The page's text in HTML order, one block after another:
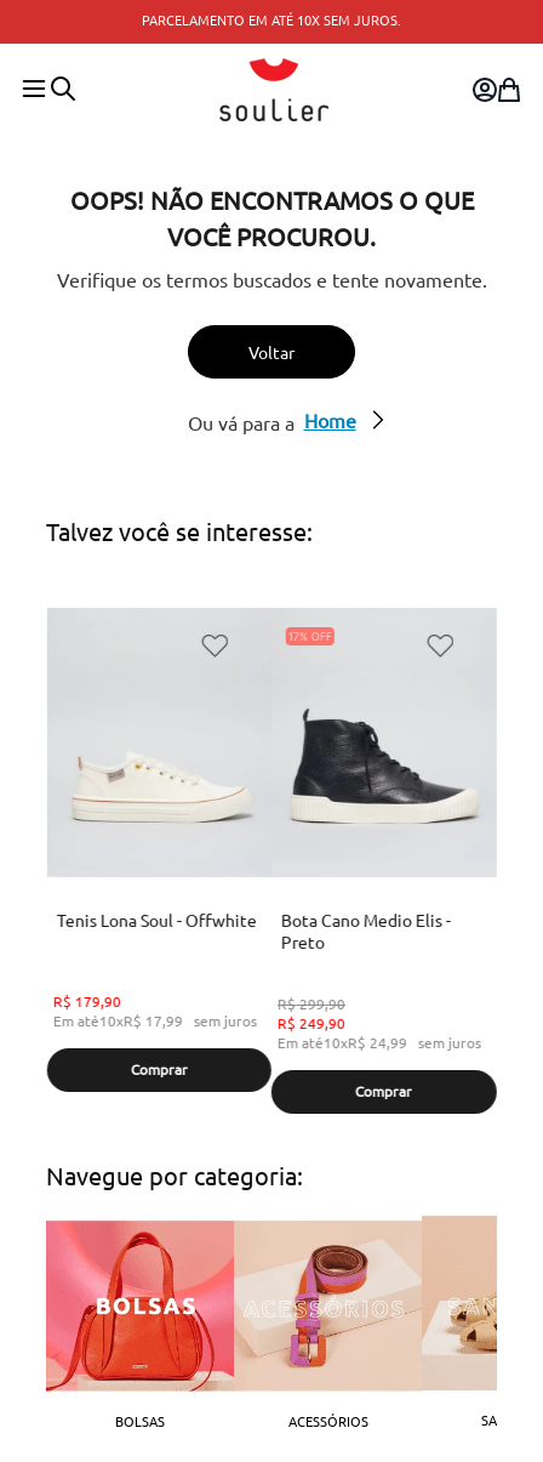
PARCELAMENTO EM ATÉ 10X SEM JUROS.
OOPS! NÃO ENCONTRAMOS O QUE
VOCÊ PROCUROU.
Verifique os termos buscados e tente novamente.
Voltar
Ou vá para a Home
Talvez você se interesse:
Tenis Lona Soul - Offwhite
R$ 179,90
Em até10xR$ 17,99 sem juros
Comprar
17%
Bota Cano Medio Elis -
Preto
R$299,90
R$ 249,90
Em até10xR$ 24,99 sem juros
Comprar
Navegue por categoria:
BOLSAS ACESSÓRIOS